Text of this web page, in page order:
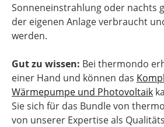
Sonneneinstrahlung oder nachts
der eigenen Anlage verbraucht
werden.
Gut zu wissen: Bei thermondo
einer Hand und können das
Wärmepumpe und Photovoltaik
Sie sich für das Bundle von
von unserer Expertise als